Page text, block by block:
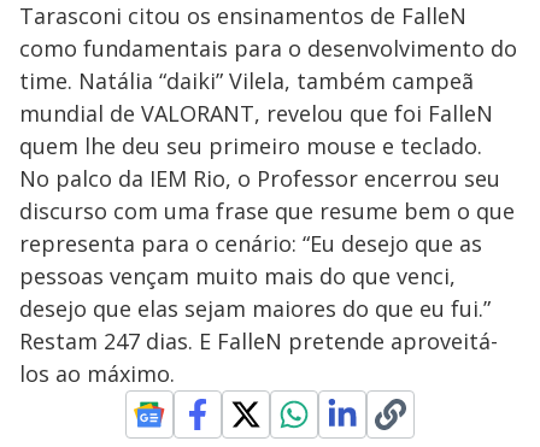
Tarasconi citou os ensinamentos de FalleN
como fundamentais para o desenvolvimento do
time. Natália “daiki” Vilela, também campeã
mundial de VALORANT, revelou que foi FalleN
quem lhe deu seu primeiro mouse e teclado.
No palco da IEM Rio, o Professor encerrou seu
discurso com uma frase que resume bem o que
representa para o cenário: “Eu desejo que as
pessoas vençam muito mais do que venci,
desejo que elas sejam maiores do que eu fui.”
Restam 247 dias. E FalleN pretende aproveitá-
los ao máximo.